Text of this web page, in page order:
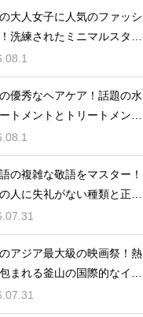
大人女子に人気のファッシ
洗練されたミニマルスタイ
徴
優秀なヘアケア！話題の水
ートメントとトリートメント
分け
の複雑な敬語をマスター！
人に失礼がない種類と正し
分け
アジア最大級の映画祭！熱
まれる釜山の国際的なイベ